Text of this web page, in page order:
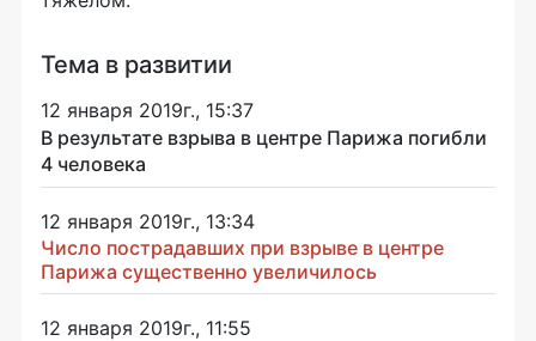
Тема в развитии
12 января 2019г., 15:37
В результате взрыва в центре Парижа погибли
4 человека
12 января 2019г., 13:34
Число пострадавших при взрыве в центре
Парижа существенно увеличилось
12 января 2019г., 11:55